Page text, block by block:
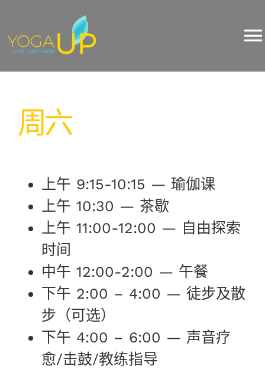
About Us
Yoga
Training/Workshop
Pricing
Shop
中文（简体)
一日静修
周六
上午 9:15-10:15 — 瑜伽课
上午 10:30 — 茶歇
上午 11:00-12:00 — 自由探索
时间
中午 12:00-2:00 — 午餐
下午 2:00 – 4:00 — 徒步及散
步（可选）
下午 4:00 – 6:00 — 声音疗
愈/击鼓/教练指导